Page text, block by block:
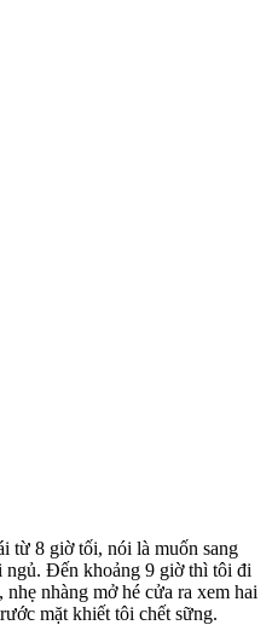
từ 8 giờ tối, nói là muốn sang
ngủ. Đến khoảng 9 giờ thì tôi đi
nhàng mở hé cửa ra xem hai
mặt khiết tôi chết sững.